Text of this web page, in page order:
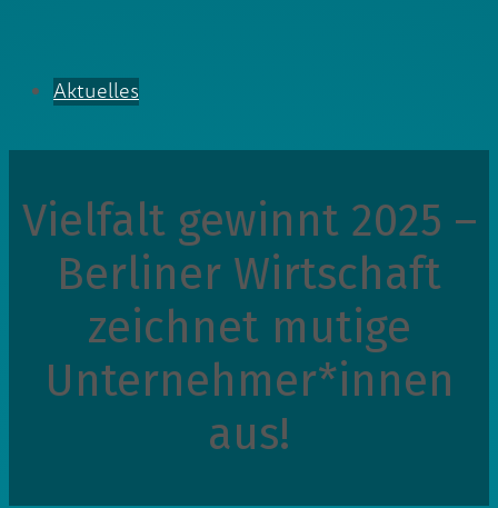
Aktuelles
Vielfalt gewinnt 2025 –
Berliner Wirtschaft
zeichnet mutige
Unternehmer*innen
aus!